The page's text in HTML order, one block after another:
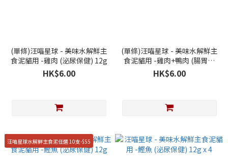
(單條)汪喵星球 - 美味水解鮮主
食泥貓用 -雞肉 (泌尿保健) 12g
HK$6.00
(單條)汪喵星球 - 美味水解鮮主
食泥貓用 -雞肉+鴨肉 (腸胃免
疫) 12g
HK$6.00
汪喵星球水解鮮主食泥任選 10支-$55